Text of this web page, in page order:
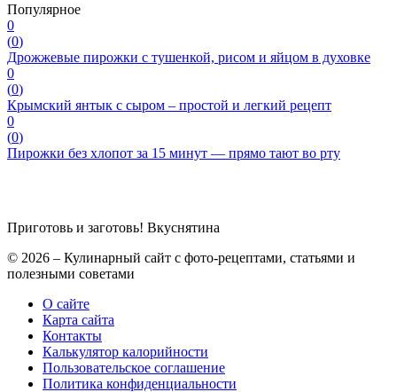
Популярное
0
(0)
Дрожжевые пирожки с тушенкой, рисом и яйцом в духовке
0
(0)
Крымский янтык с сыром – простой и легкий рецепт
0
(0)
Пирожки без хлопот за 15 минут — прямо тают во рту
Приготовь и заготовь! Вкуснятина
© 2026 – Кулинарный сайт с фото-рецептами, статьями и
полезными советами
О сайте
Карта сайта
Контакты
Калькулятор калорийности
Пользовательское соглашение
Политика конфиденциальности